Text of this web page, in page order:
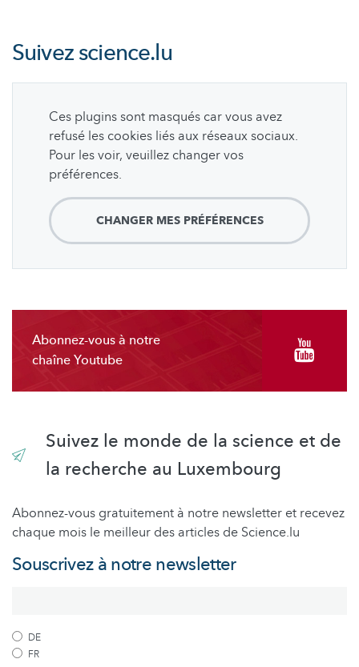
Suivezscience.lu
Ces plugins sont masqués car vous avez
refusé les cookies liés aux réseaux sociaux.
Pour les voir, veuillez changer vos
préférences.
CHANGER MES PRÉFÉRENCES
Abonnez-vous à notre
chaîne Youtube
Suivez le monde de la science et de
la recherche au Luxembourg
Abonnez-vous gratuitement à notre newsletter et recevez
chaque mois le meilleur des articles de Science.lu
Souscrivez à notre newsletter
DE
FR